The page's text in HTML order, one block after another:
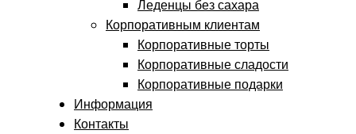
Леденцы без сахара
Корпоративным клиентам
Корпоративные торты
Корпоративные сладости
Корпоративные подарки
Информация
Контакты